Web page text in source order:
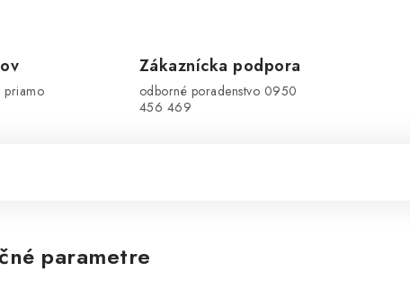
priamo
Zákaznícka podpora
odborné poradenstvo 0950
456 469
parametre